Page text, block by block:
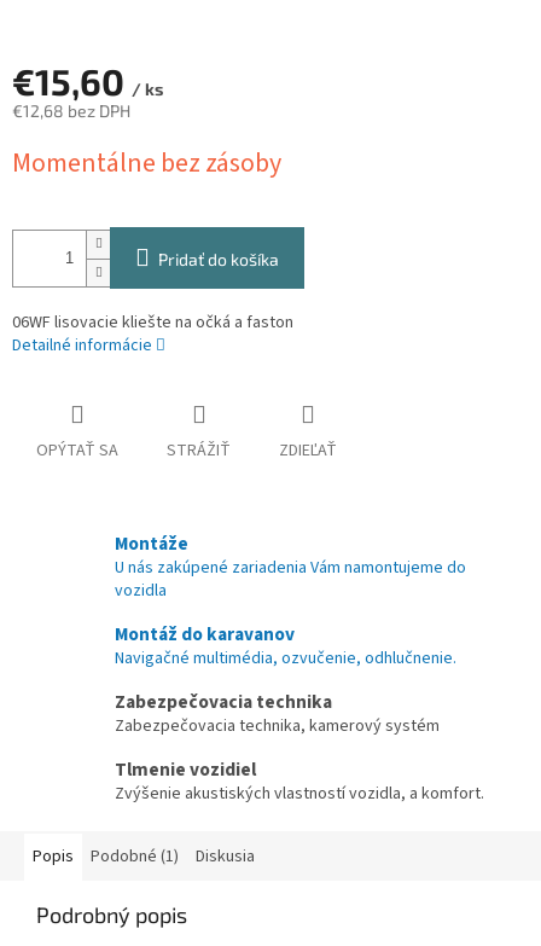
€15,60 / ks
€12,68 bez DPH
cena:
Momentálne bez zásoby
Pridať do košíka
06WF lisovacie kliešte na očká a faston
Detailné informácie
OPÝTAŤ SA STRÁŽIŤ ZDIEĽAŤ
Montáže
U nás zakúpené zariadenia Vám namontujeme do
vozidla
Montáž do karavanov
Navigačné multimédia, ozvučenie, odhlučnenie.
Zabezpečovacia technika
Zabezpečovacia technika, kamerový systém
Tlmenie vozidiel
Zvýšenie akustiských vlastností vozidla, a komfort.
Popis Podobné (1) Diskusia
Podrobný popis